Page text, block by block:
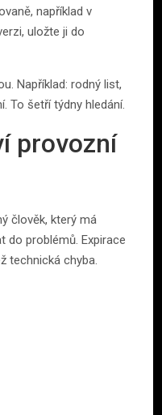
například v
uložte ji do
Například: rodný list,
To šetří týdny hledání.
provozní
člověk, který má
do problémů. Expirace
technická chyba.